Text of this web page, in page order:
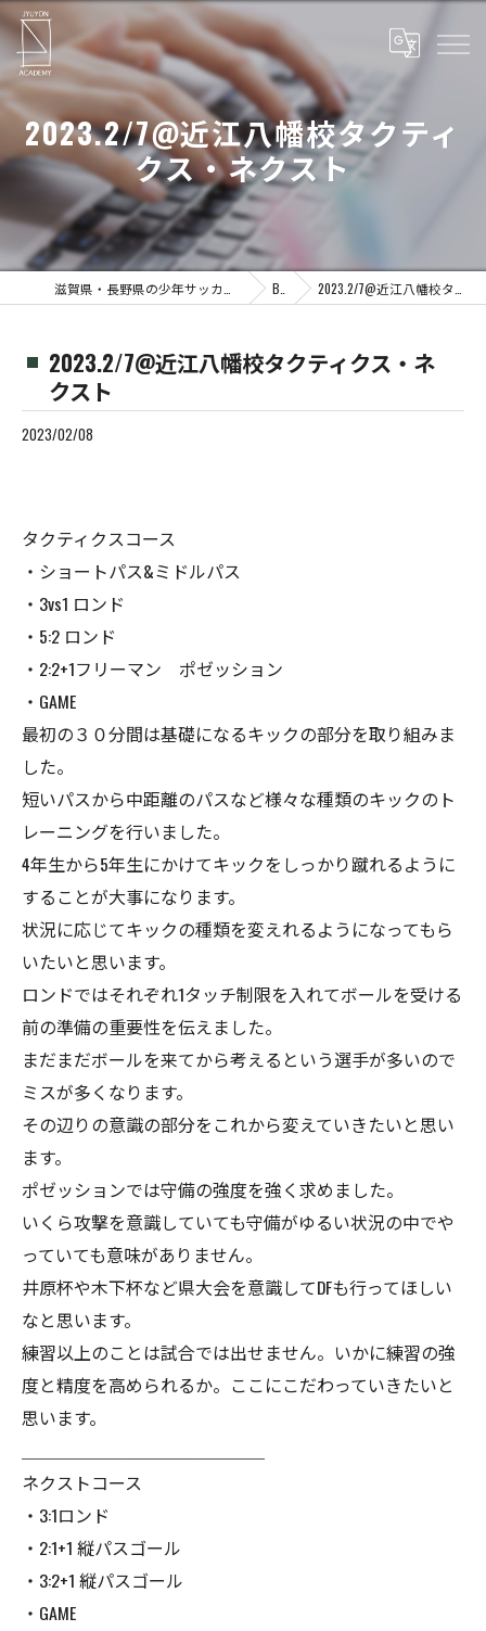
2023.2/7@近江八幡校タクティ
クス・ネクスト
Blog 2023.2/7@近江八幡校タクティクス・ネクスト
2023.2/7@近江八幡校タクティクス・ネ
クスト
2023/02/08
タクティクスコース
・ショートパス&ミドルパス
・3vs1 ロンド
・5:2 ロンド
・2:2+1フリーマン ポゼッション
・GAME
最初の３０分間は基礎になるキックの部分を取り組みま
した。
短いパスから中距離のパスなど様々な種類のキックのト
レーニングを行いました。
4年生から5年生にかけてキックをしっかり蹴れるように
することが大事になります。
状況に応じてキックの種類を変えれるようになってもら
いたいと思います。
ロンドではそれぞれ1タッチ制限を入れてボールを受ける
前の準備の重要性を伝えました。
まだまだボールを来てから考えるという選手が多いので
ミスが多くなります。
その辺りの意識の部分をこれから変えていきたいと思い
ます。
ポゼッションでは守備の強度を強く求めました。
いくら攻撃を意識していても守備がゆるい状況の中でや
っていても意味がありません。
井原杯や木下杯など県大会を意識してDFも行ってほしい
なと思います。
練習以上のことは試合では出せません。いかに練習の強
度と精度を高められるか。ここにこだわっていきたいと
思います。
ネクストコース
・3:1ロンド
・2:1+1 縦パスゴール
・3:2+1 縦パスゴール
・GAME